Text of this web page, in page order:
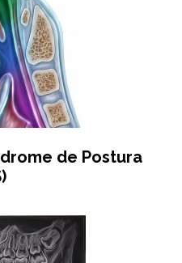
de Postura